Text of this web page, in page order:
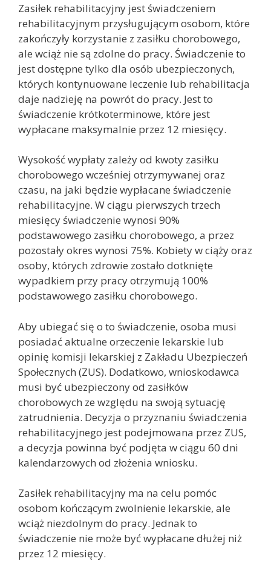
Zasiłek rehabilitacyjny jest świadczeniem
rehabilitacyjnym przysługującym osobom, które
zakończyły korzystanie z zasiłku chorobowego,
ale wciąż nie są zdolne do pracy. Świadczenie to
jest dostępne tylko dla osób ubezpieczonych,
których kontynuowane leczenie lub rehabilitacja
daje nadzieję na powrót do pracy. Jest to
świadczenie krótkoterminowe, które jest
wypłacane maksymalnie przez 12 miesięcy.
Wysokość wypłaty zależy od kwoty zasiłku
chorobowego wcześniej otrzymywanej oraz
czasu, na jaki będzie wypłacane świadczenie
rehabilitacyjne. W ciągu pierwszych trzech
miesięcy świadczenie wynosi 90%
podstawowego zasiłku chorobowego, a przez
pozostały okres wynosi 75%. Kobiety w ciąży oraz
osoby, których zdrowie zostało dotknięte
wypadkiem przy pracy otrzymują 100%
podstawowego zasiłku chorobowego.
Aby ubiegać się o to świadczenie, osoba musi
posiadać aktualne orzeczenie lekarskie lub
opinię komisji lekarskiej z Zakładu Ubezpieczeń
Społecznych (ZUS). Dodatkowo, wnioskodawca
musi być ubezpieczony od zasiłków
chorobowych ze względu na swoją sytuację
zatrudnienia. Decyzja o przyznaniu świadczenia
rehabilitacyjnego jest podejmowana przez ZUS,
a decyzja powinna być podjęta w ciągu 60 dni
kalendarzowych od złożenia wniosku.
Zasiłek rehabilitacyjny ma na celu pomóc
osobom kończącym zwolnienie lekarskie, ale
wciąż niezdolnym do pracy. Jednak to
świadczenie nie może być wypłacane dłużej niż
przez 12 miesięcy.